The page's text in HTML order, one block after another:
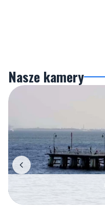
Nasze kamery